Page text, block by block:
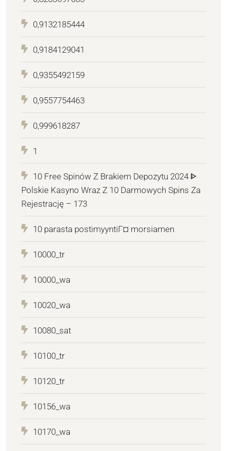
0,9132185444
0,9184129041
0,9355492159
0,9557754463
0,999618287
1
10 Free Spinów Z Brakiem Depozytu 2024 ᐈ
Polskie Kasyno Wraz Z 10 Darmowych Spins Za
Rejestrację – 173
10 parasta postimyyntiГ¤ morsiamen
10000_tr
10000_wa
10020_wa
10080_sat
10100_tr
10120_tr
10156_wa
10170_wa